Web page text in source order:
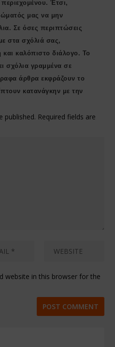
Έτσι,
μας να μην
Σε όσες περιπτώσεις
στα σχόλιά σας,
και καλόπιστο διάλογο. Το
σχόλια γραμμένα σε
άρθρα εκφράζουν το
κατανάγκην με την
published. Required fields are
website in this browser for the